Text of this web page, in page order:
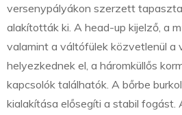
versenypályákon szerzett
alakították ki. A head-up kijelző, a
valamint a váltófülek közvetlenül a
helyezkednek el, a háromküllős
kapcsolók találhatók. A bőrbe
kialakítása elősegíti a stabil fogást.